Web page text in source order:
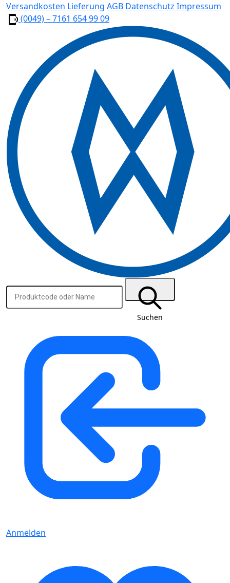
Versandkosten Lieferung AGB Datenschutz Impressum
(0049) – 7161 654 99 09
Suchen
Anmelden